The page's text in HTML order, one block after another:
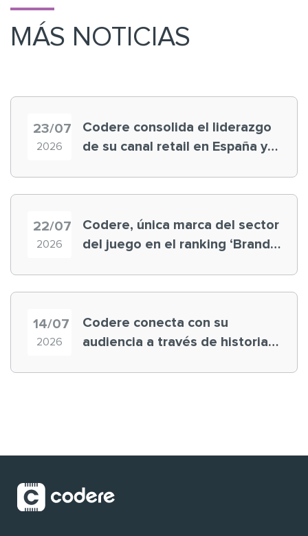
MÁS NOTICIAS
23/07
2026
Codere consolida el liderazgo
de su canal retail en España y
22/07
2026
Codere, única marca del sector
del juego en el ranking ‘Brand
14/07
2026
Codere conecta con su
audiencia a través de historias